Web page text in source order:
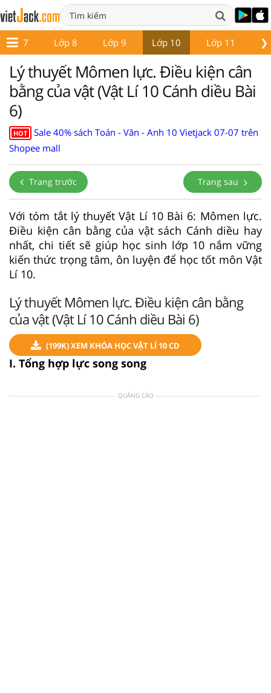
❯
Lớp 7 Lớp 8 Lớp 9 Lớp 10 Lớp 11
Lý thuyết Mômen lực. Điều kiện cân
bằng của vật (Vật Lí 10 Cánh diều Bài
6)
HOT
Sale 40% sách Toán - Văn - Anh 10 Vietjack 07-07 trên
Shopee mall
Trang trước Trang sau
Với tóm tắt lý thuyết Vật Lí 10 Bài 6: Mômen lực.
Điều kiện cân bằng của vật sách Cánh diều hay
nhất, chi tiết sẽ giúp học sinh lớp 10 nắm vững
kiến thức trọng tâm, ôn luyện để học tốt môn Vật
Lí 10.
Lý thuyết Mômen lực. Điều kiện cân bằng
của vật (Vật Lí 10 Cánh diều Bài 6)
(199K) XEM KHÓA HỌC VẬT LÍ 10 CD
I. Tổng hợp lực song song
QUẢNG CÁO